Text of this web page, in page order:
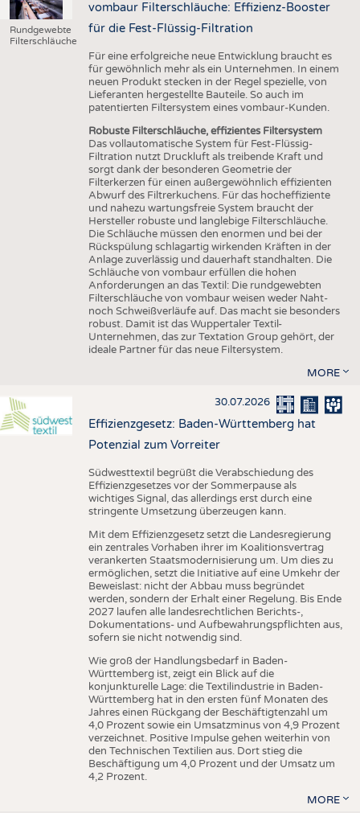
Rundgewebte
Filterschläuche
vombaur Filterschläuche: Effizienz-Booster
für die Fest-Flüssig-Filtration
Für eine erfolgreiche neue Entwicklung braucht es
für gewöhnlich mehr als ein Unternehmen. In einem
neuen Produkt stecken in der Regel spezielle, von
Lieferanten hergestellte Bauteile. So auch im
patentierten Filtersystem eines vombaur-Kunden.
Robuste Filterschläuche, effizientes Filtersystem
Das vollautomatische System für Fest-Flüssig-
Filtration nutzt Druckluft als treibende Kraft und
sorgt dank der besonderen Geometrie der
Filterkerzen für einen außergewöhnlich effizienten
Abwurf des Filtrerkuchens. Für das hocheffiziente
und nahezu wartungsfreie System braucht der
Hersteller robuste und langlebige Filterschläuche.
Die Schläuche müssen den enormen und bei der
Rückspülung schlagartig wirkenden Kräften in der
Anlage zuverlässig und dauerhaft standhalten. Die
Schläuche von vombaur erfüllen die hohen
Anforderungen an das Textil: Die rundgewebten
Filterschläuche von vombaur weisen weder Naht-
noch Schweißverläufe auf. Das macht sie besonders
robust. Damit ist das Wuppertaler Textil-
Unternehmen, das zur Textation Group gehört, der
ideale Partner für das neue Filtersystem.
MORE
30.07.2026
Effizienzgesetz: Baden-Württemberg hat
Potenzial zum Vorreiter
Südwesttextil begrüßt die Verabschiedung des
Effizienzgesetzes vor der Sommerpause als
wichtiges Signal, das allerdings erst durch eine
stringente Umsetzung überzeugen kann.
Mit dem Effizienzgesetz setzt die Landesregierung
ein zentrales Vorhaben ihrer im Koalitionsvertrag
verankerten Staatsmodernisierung um. Um dies zu
ermöglichen, setzt die Initiative auf eine Umkehr der
Beweislast: nicht der Abbau muss begründet
werden, sondern der Erhalt einer Regelung. Bis Ende
2027 laufen alle landesrechtlichen Berichts-,
Dokumentations- und Aufbewahrungspflichten aus,
sofern sie nicht notwendig sind.
Wie groß der Handlungsbedarf in Baden-
Württemberg ist, zeigt ein Blick auf die
konjunkturelle Lage: die Textilindustrie in Baden-
Württemberg hat in den ersten fünf Monaten des
Jahres einen Rückgang der Beschäftigtenzahl um
4,0 Prozent sowie ein Umsatzminus von 4,9 Prozent
verzeichnet. Positive Impulse gehen weiterhin von
den Technischen Textilien aus. Dort stieg die
Beschäftigung um 4,0 Prozent und der Umsatz um
4,2 Prozent.
MORE